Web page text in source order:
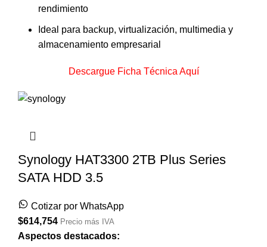
rendimiento
Ideal para backup, virtualización, multimedia y
almacenamiento empresarial
Descargue Ficha Técnica Aquí
Synology HAT3300 2TB Plus Series
SATA HDD 3.5
Cotizar por WhatsApp
$614,754 Precio más IVA
Aspectos destacados: